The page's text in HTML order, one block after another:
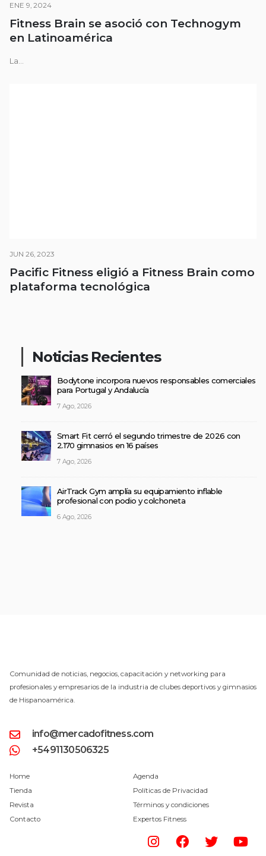
ENE 9, 2024
Fitness Brain se asoció con Technogym
en Latinoamérica
La...
JUN 26, 2023
Pacific Fitness eligió a Fitness Brain como
plataforma tecnológica
Noticias Recientes
Bodytone incorpora nuevos responsables comerciales
para Portugal y Andalucía
7 Ago, 2026
Smart Fit cerró el segundo trimestre de 2026 con
2.170 gimnasios en 16 países
7 Ago, 2026
AirTrack Gym amplía su equipamiento inflable
profesional con podio y colchoneta
6 Ago, 2026
Comunidad de noticias, negocios, capacitación y networking para
profesionales y empresarios de la industria de clubes deportivos y gimnasios
de Hispanoamérica.
info@mercadofitness.com
+5491130506325
Home
Tienda
Revista
Contacto
Agenda
Políticas de Privacidad
Términos y condiciones
Expertos Fitness